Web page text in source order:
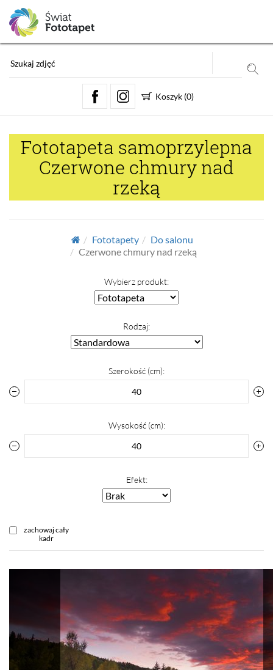
Koszyk (0)
Fototapeta samoprzylepna
Czerwone chmury nad
rzeką
Fototapety
Do salonu
Czerwone chmury nad rzeką
Wybierz produkt:
Rodzaj:
Szerokość (cm):
Wysokość (cm):
Efekt:
zachowaj cały
kadr